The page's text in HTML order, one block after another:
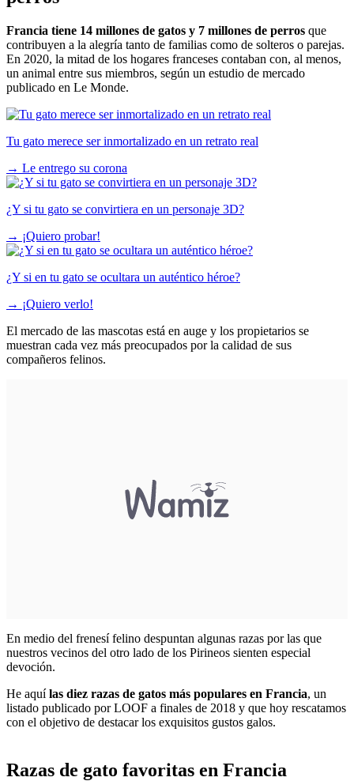
Francia tiene 14 millones de gatos y 7 millones de perros que
contribuyen a la alegría tanto de familias como de solteros o parejas.
En 2020, la mitad de los hogares franceses contaban con, al menos,
un animal entre sus miembros, según un estudio de mercado
publicado en Le Monde.
Tu gato merece ser inmortalizado en un retrato real
→ Le entrego su corona
¿Y si tu gato se convirtiera en un personaje 3D?
→ ¡Quiero probar!
¿Y si en tu gato se ocultara un auténtico héroe?
→ ¡Quiero verlo!
El mercado de las mascotas está en auge y los propietarios se
muestran cada vez más preocupados por la calidad de sus
compañeros felinos.
En medio del frenesí felino despuntan algunas razas por las que
nuestros vecinos del otro lado de los Pirineos sienten especial
devoción.
He aquílas diez razas de gatos más populares en Francia, un
listado publicado por LOOF a finales de 2018 y que hoy rescatamos
con el objetivo de destacar los exquisitos gustos galos.
Razas de gato favoritas en Francia